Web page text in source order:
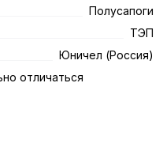
Полусапоги
ТЭП
Юничел (Россия)
отличаться